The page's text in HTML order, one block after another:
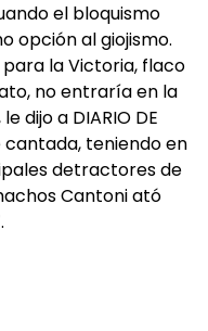
el bloquismo
opción al giojismo.
la Victoria, flaco
no entraría en la
dijo a DIARIO DE
cantada, teniendo en
detractores de
Cantoni ató